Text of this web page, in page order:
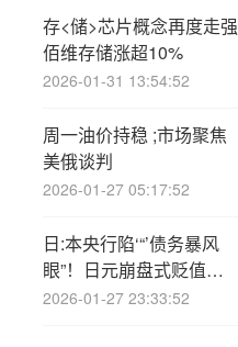
存<储>芯片概念再度走强
佰维存储涨超10%
2026-01-31 13:54:52
周一油价持稳 ;市场聚焦
美俄谈判
2026-01-27 05:17:52
日:本央行陷‘“’债务暴风
眼”！日元崩盘式贬值或
近在眼前？
2026-01-27 23:33:52